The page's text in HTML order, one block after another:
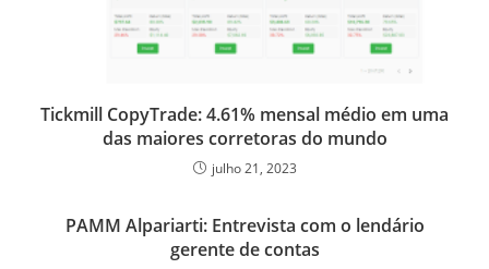
n p s
s
Tickmill CopyTrade: 4.61% mensal médio em uma
das maiores corretoras do mundo
julho 21, 2023
PAMM Alpariarti: Entrevista com o lendário
gerente de contas